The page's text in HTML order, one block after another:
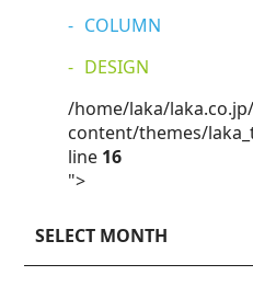
COLUMN
DESIGN
/home/laka/
content/themes/
line 16
">
SELECT MONTH